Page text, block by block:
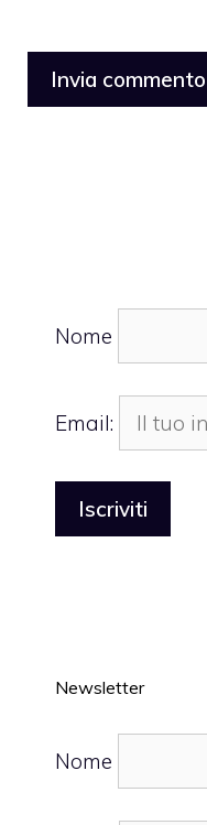
Nome
Email:
Newsletter
Nome